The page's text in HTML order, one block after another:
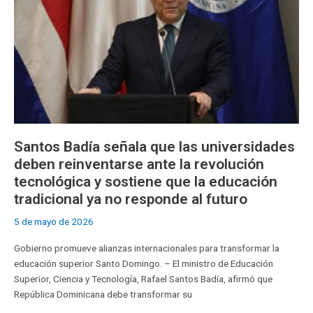
Santos Badía señala que las universidades
deben reinventarse ante la revolución
tecnológica y sostiene que la educación
tradicional ya no responde al futuro
5 de mayo de 2026
Gobierno promueve alianzas internacionales para transformar la
educación superior Santo Domingo. – El ministro de Educación
Superior, Ciencia y Tecnología, Rafael Santos Badía, afirmó que
República Dominicana debe transformar su
revolución
tecnológica
sostiene
la
educación
tradicional
ya
no
responde
al